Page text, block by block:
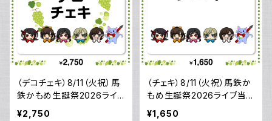
（デコチェキ）8/11（火祝）馬
鉄かもめ生誕祭2026ライ
ブ当日のデコチェキ
¥2,750
（チェキ）8/11（火祝）馬鉄か
もめ生誕祭2026ライブ当
日のチェキ
¥1,650